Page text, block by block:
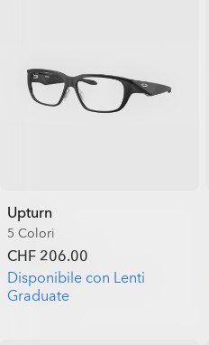
Upturn
5 Colori
CHF 206.00
Disponibile con Lenti
Graduate